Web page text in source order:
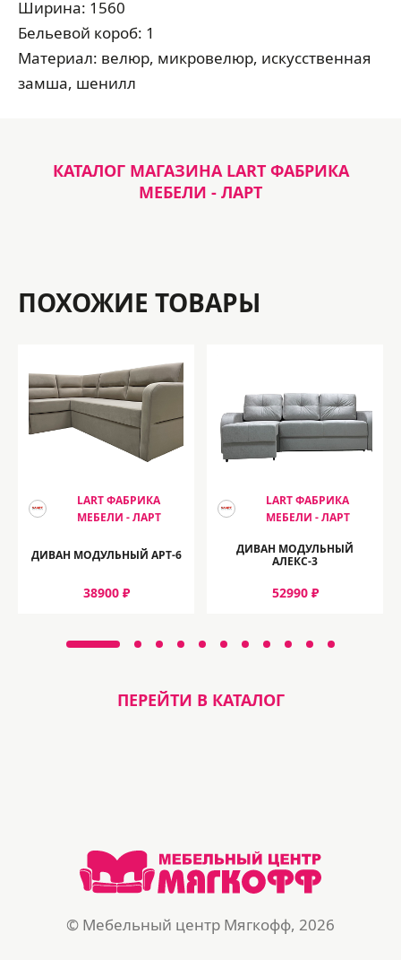
Ширина: 1560
Бельевой короб: 1
Материал: велюр, микровелюр, искусственная
замша, шенилл
КАТАЛОГ МАГАЗИНА LART ФАБРИКА
МЕБЕЛИ - ЛАРТ
ПОХОЖИЕ ТОВАРЫ
LART ФАБРИКА
МЕБЕЛИ - ЛАРТ
ДИВАН МОДУЛЬНЫЙ АРТ-6
38900 ₽
LART ФАБРИКА
МЕБЕЛИ - ЛАРТ
ДИВАН МОДУЛЬНЫЙ
АЛЕКС-3
52990 ₽
ПЕРЕЙТИ В КАТАЛОГ
© Мебельный центр Мягкофф, 2026